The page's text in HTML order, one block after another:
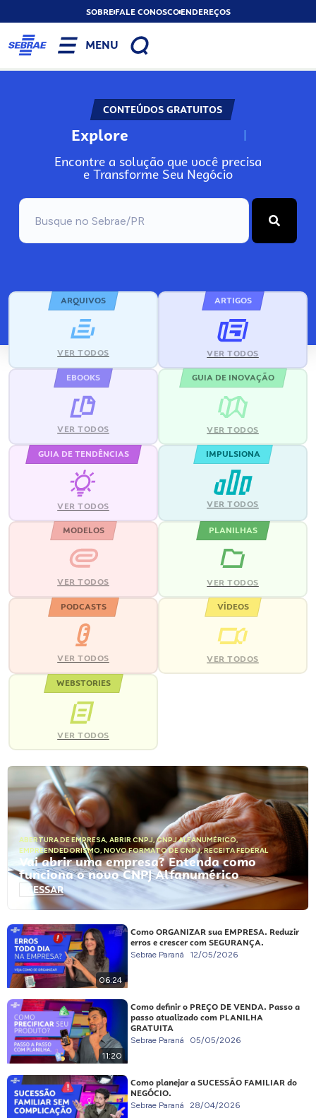
SOBREFALE CONOSCOENDEREÇOS
MENU
CONTEÚDOS GRATUITOS
Explore N
Encontre a solução que você precisa
e Transforme Seu Negócio
ARQUIVOS
VER TODOS
ARTIGOS
VER TODOS
EBOOKS
VER TODOS
GUIA DE INOVAÇÃO
VER TODOS
GUIA DE TENDÊNCIAS
VER TODOS
IMPULSIONA
VER TODOS
MODELOS
VER TODOS
PLANILHAS
VER TODOS
PODCASTS
VER TODOS
VÍDEOS
VER TODOS
WEBSTORIES
VER TODOS
ABERTURA DE EMPRESA, ABRIR CNPJ,CNPJ ALFANUMÉRICO,
EMPREENDEDORISMO, NOVO FORMATO DE CNPJ,RECEITA FEDERAL
Vai abrir uma empresa? Entenda como
funciona o novo CNPJ Alfanumérico
ACESSAR
06:24
Como ORGANIZAR sua EMPRESA. Reduzir
erros e crescer com SEGURANÇA.
Sebrae Paraná 12/05/2026
11:20
Como definir o PREÇO DE VENDA. Passo a
passo atualizado com PLANILHA
GRATUITA
Sebrae Paraná 05/05/2026
Como planejar a SUCESSÃO FAMILIAR do
NEGÓCIO.
Sebrae Paraná 28/04/2026